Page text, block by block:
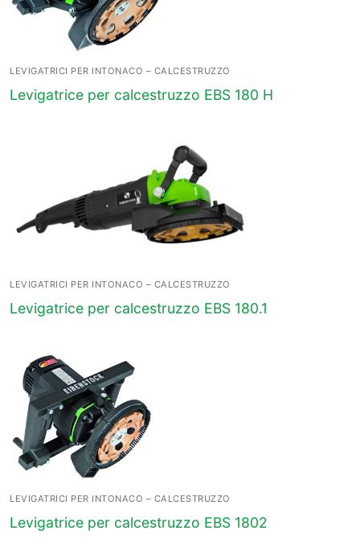
LEVIGATRICI PER INTONACO – CALCESTRUZZO
Levigatrice per calcestruzzo EBS 180 H
LEVIGATRICI PER INTONACO – CALCESTRUZZO
Levigatrice per calcestruzzo EBS 180.1
LEVIGATRICI PER INTONACO – CALCESTRUZZO
Levigatrice per calcestruzzo EBS 1802